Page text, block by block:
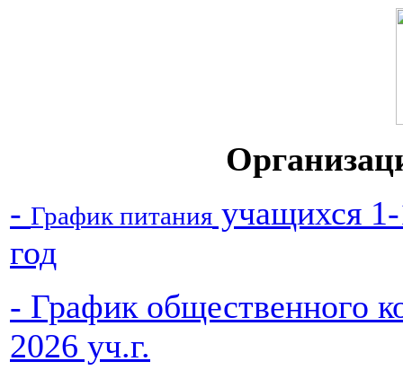
- График питания учащихся
год
- График общественного
2026 уч.г.